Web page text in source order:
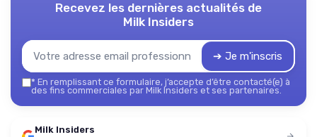
Recevez les dernières actualités de
Milk Insiders
➔ Je m'inscris
* En remplissant ce formulaire, j’accepte d’être contacté(e) à
des fins commerciales par Milk Insiders et ses partenaires.
Milk Insiders